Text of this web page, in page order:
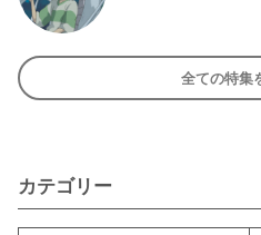
全ての特集
カテゴリー